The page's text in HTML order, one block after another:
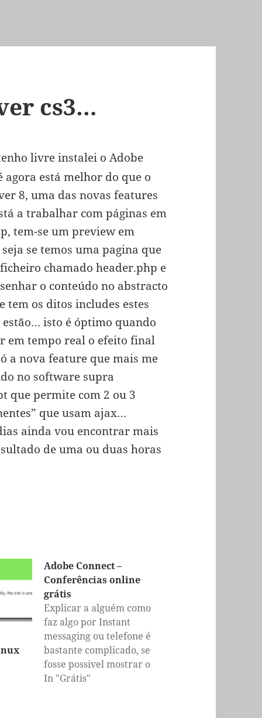
cs3…
livre instalei o Adobe
está melhor do que o
8, uma das novas features
a trabalhar com páginas em
tem-se um preview em
se temos uma pagina que
chamado header.php e
o conteúdo no abstracto
tem os ditos includes estes
isto é óptimo quando
em tempo real o efeito final
a nova feature que mais me
no software supra
que permite com 2 ou 3
que usam ajax…
ainda vou encontrar mais
de uma ou duas horas
Adobe Connect –
Conferências online
grátis
Explicar a alguém como
faz algo por Instant
messaging ou telefone é
bastante complicado, se
fosse possivel mostrar o
ecran do nosso PC, e
In "Grátis"